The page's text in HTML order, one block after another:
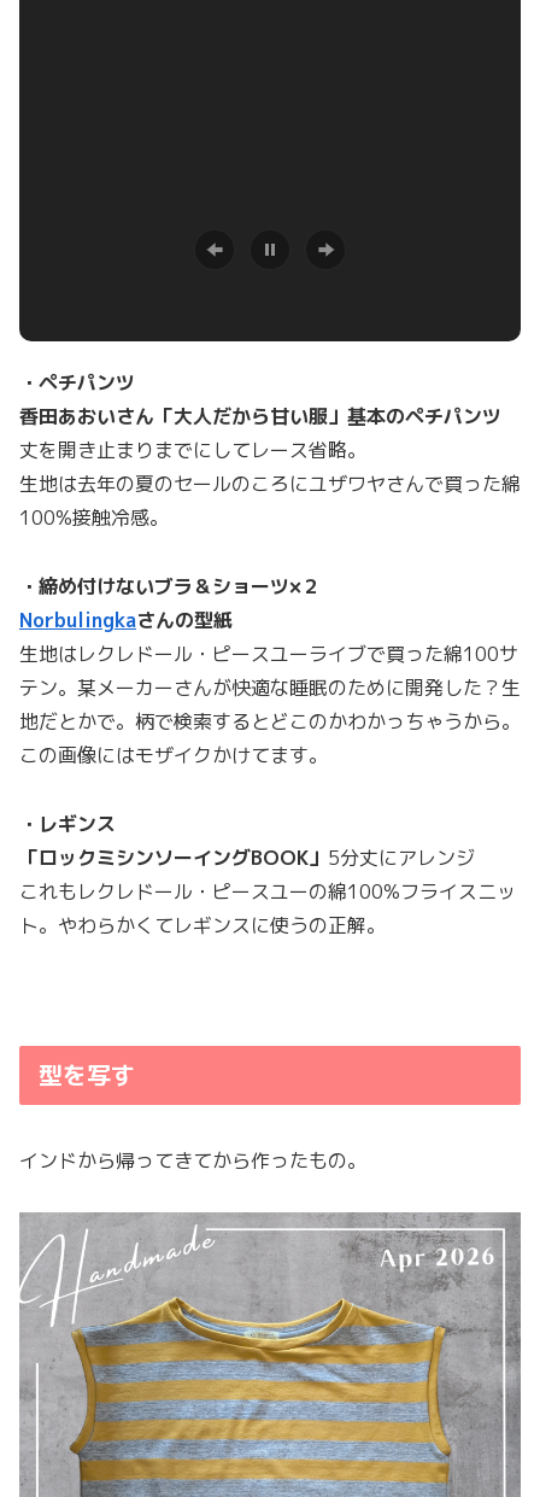
・ペチパンツ
香田あおいさん「大人だから甘い服」基本のペチパンツ
丈を開き止まりまでにしてレース省略。
生地は去年の夏のセールのころにユザワヤさんで買った綿
100%接触冷感。
・締め付けないブラ＆ショーツ×２
Norbulingkaさんの型紙
生地はレクレドール・ピースユーライブで買った綿100サ
テン。某メーカーさんが快適な睡眠のために開発した？生
地だとかで。柄で検索するとどこのかわかっちゃうから。
この画像にはモザイクかけてます。
・レギンス
「ロックミシンソーイングBOOK」 5分丈にアレンジ
これもレクレドール・ピースユーの綿100%フライスニッ
ト。やわらかくてレギンスに使うの正解。
型を写す
インドから帰ってきてから作ったもの。